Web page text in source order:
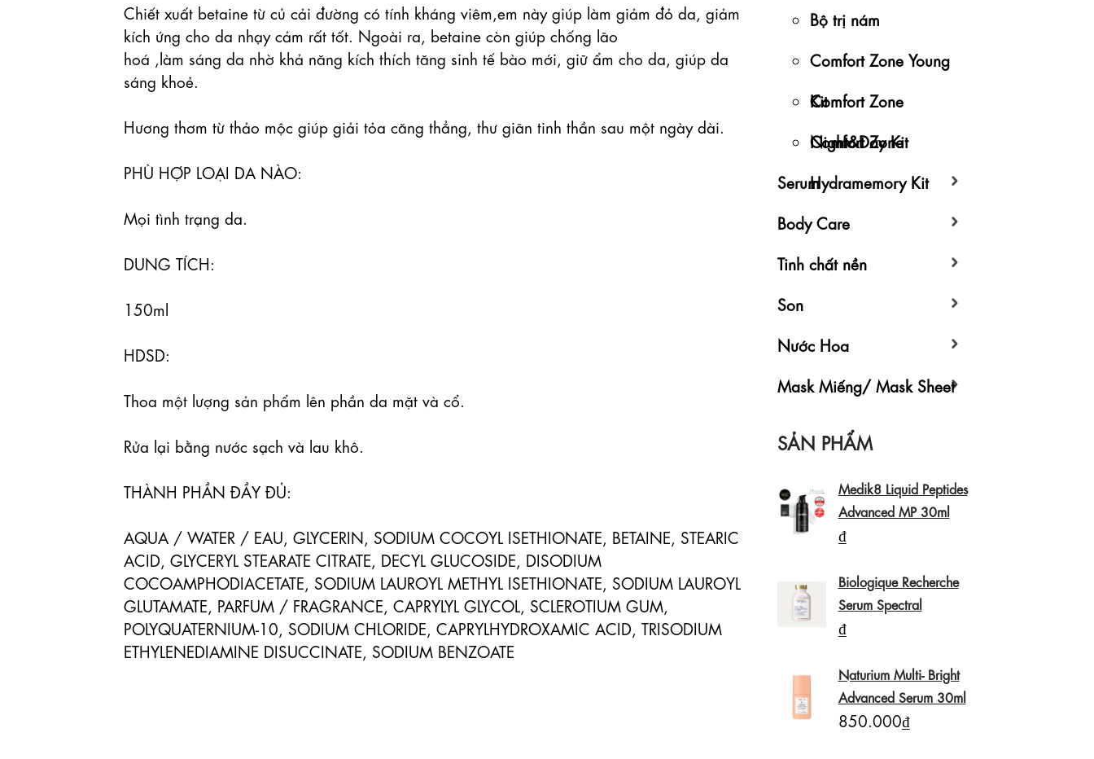
Chiết xuất betaine từ củ cải đường có tính kháng viêm,em này giúp làm giảm đỏ da, giảm
kích ứng cho da nhạy cảm rất tốt. Ngoài ra, betaine còn giúp chống lão
hoá ,làm sáng da nhờ khả năng kích thích tăng sinh tế bào mới, giữ ẩm cho da, giúp da
sáng khoẻ.
Hương thơm từ thảo mộc giúp giải tỏa căng thẳng, thư giãn tinh thần sau một ngày dài.
PHÙ HỢP LOẠI DA NÀO:
Mọi tình trạng da.
DUNG TÍCH:
150ml
HDSD:
Thoa một lượng sản phẩm lên phần da mặt và cổ.
Rửa lại bằng nước sạch và lau khô.
THÀNH PHẦN ĐẦY ĐỦ:
AQUA / WATER / EAU, GLYCERIN, SODIUM COCOYL ISETHIONATE, BETAINE, STEARIC
ACID, GLYCERYL STEARATE CITRATE, DECYL GLUCOSIDE, DISODIUM
COCOAMPHODIACETATE, SODIUM LAUROYL METHYL ISETHIONATE, SODIUM LAUROYL
GLUTAMATE, PARFUM / FRAGRANCE, CAPRYLYL GLYCOL, SCLEROTIUM GUM,
POLYQUATERNIUM-10, SODIUM CHLORIDE, CAPRYLHYDROXAMIC ACID, TRISODIUM
ETHYLENEDIAMINE DISUCCINATE, SODIUM BENZOATE
Bộ trị nám
Comfort Zone Young
Kit
Comfort Zone
Night&Day Kit
Comfort Zone
Hydramemory Kit
Serum
Body Care
Tinh chất nền
Son
Nước Hoa
Mask Miếng/ Mask Sheet
SẢN PHẨM
Medik8 Liquid Peptides
Advanced MP 30ml
₫
Biologique Recherche
Serum Spectral
₫
Naturium Multi- Bright
Advanced Serum 30ml
850.000₫